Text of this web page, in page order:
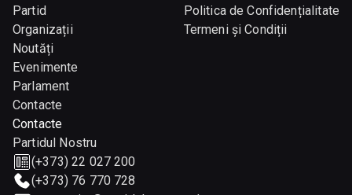
Partid
Organizații
Noutăți
Evenimente
Parlament
Contacte
Politica de Confidențialitate
Termeni și Condiții
Contacte
Partidul Nostru
(+373) 22 027 200
(+373) 76 770 728